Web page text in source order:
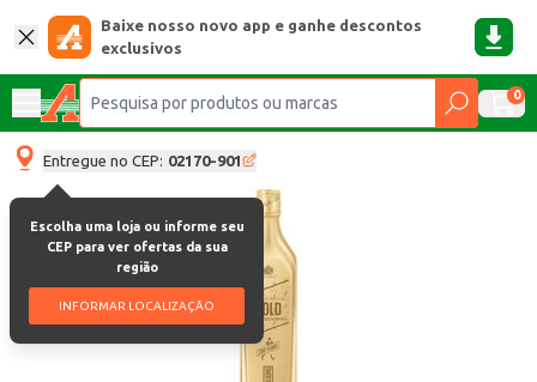
Baixe nosso novo app e ganhe descontos
exclusivos
0
Entregue no CEP: 02170-901
Escolha uma loja ou informe seu
CEP para ver ofertas da sua
região
INFORMAR LOCALIZAÇÃO